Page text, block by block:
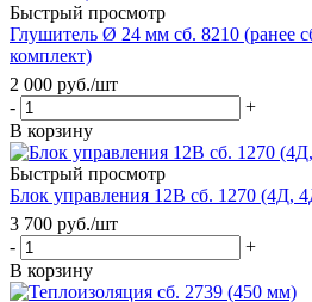
Быстрый просмотр
Глушитель Ø 24 мм сб. 8210 (ранее
комплект)
2 000 руб./шт
-
+
В корзину
Быстрый просмотр
Блок управления 12В сб. 1270 (4Д,
3 700 руб./шт
-
+
В корзину